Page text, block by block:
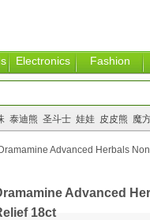
Electronics Fashion
泰迪熊 圣斗士 娃娃 皮皮熊 魔
Advanced
18ct
Advanced Herbals